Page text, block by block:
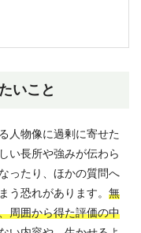
いこと
人物像に過剰に寄せた
い長所や強みが伝わら
ったり、ほかの質問へ
う恐れがあります。 無
周囲から得た評価の中